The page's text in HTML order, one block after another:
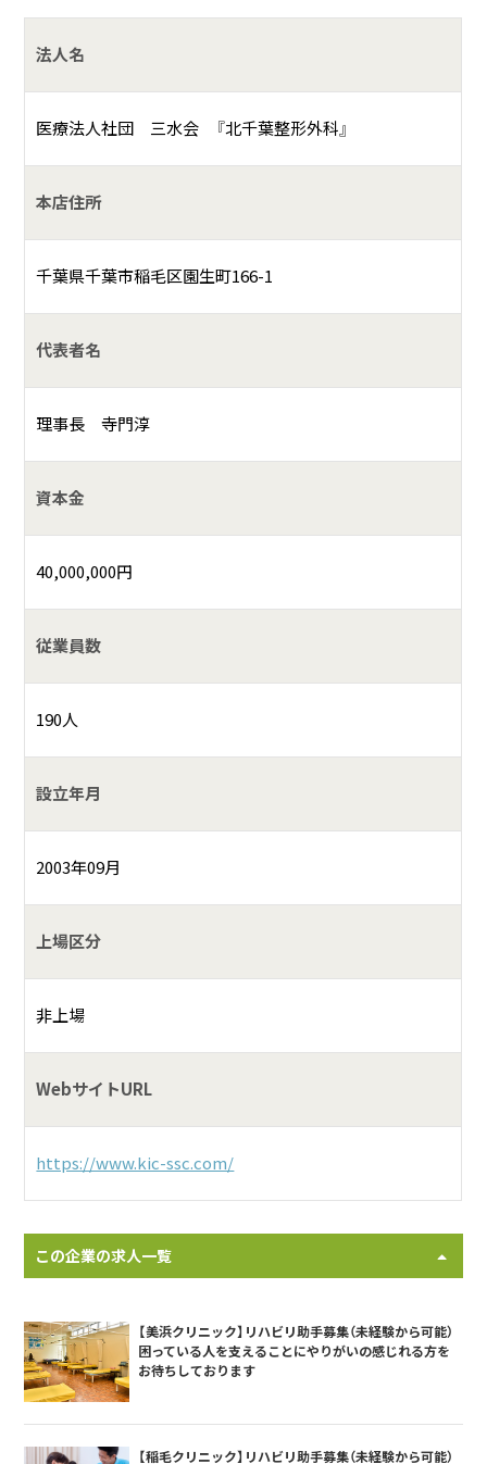
法人名
医療法人社団 三水会 『北千葉整形外科』
本店住所
千葉県千葉市稲毛区園生町166-1
代表者名
理事長 寺門淳
資本金
40,000,000円
従業員数
190人
設立年月
2003年09月
上場区分
非上場
WebサイトURL
https://www.kic-ssc.com/
この企業の求人一覧
【美浜クリニック】リハビリ助手募集（未経験から可能）
困っている人を支えることにやりがいの感じれる方を
お待ちしております
【稲毛クリニック】リハビリ助手募集（未経験から可能）